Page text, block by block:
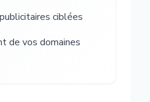
ciblées
de vos domaines